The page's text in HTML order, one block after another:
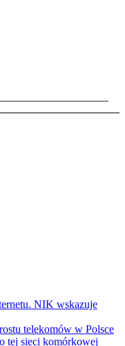
NIK wskazuje
telekomów w Polsce
tej sieci komórkowej